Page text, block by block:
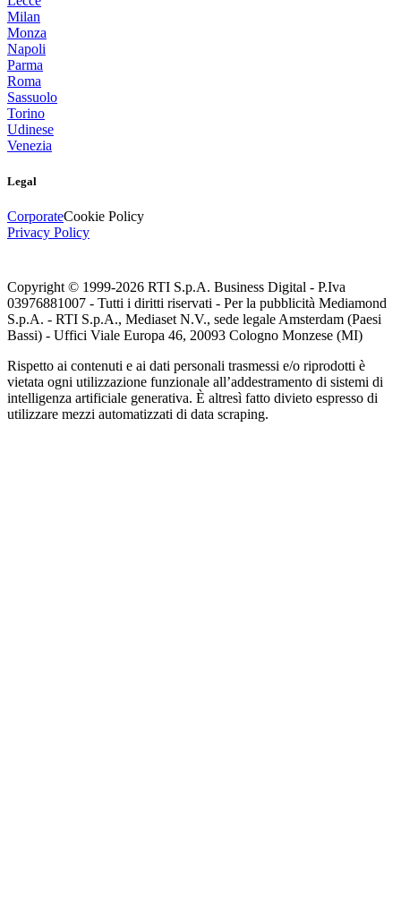
Milan
Monza
Napoli
Parma
Roma
Sassuolo
Torino
Udinese
Venezia
Legal
CorporateCookie Policy
Privacy Policy
Copyright © 1999-2026 RTI S.p.A. Business Digital - P.Iva
03976881007 - Tutti i diritti riservati - Per la pubblicità Mediamond
S.p.A. - RTI S.p.A., Mediaset N.V., sede legale Amsterdam (Paesi
Bassi) - Uffici Viale Europa 46, 20093 Cologno Monzese (MI)
Rispetto ai contenuti e ai dati personali trasmessi e/o riprodotti è
vietata ogni utilizzazione funzionale all’addestramento di sistemi di
intelligenza artificiale generativa. È altresì fatto divieto espresso di
utilizzare mezzi automatizzati di data scraping.